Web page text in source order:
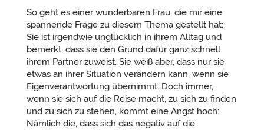
So geht es einer wunderbaren Frau, die mir eine
spannende Frage zu diesem Thema gestellt hat:
Sie ist irgendwie unglücklich in ihrem Alltag und
bemerkt, dass sie den Grund dafür ganz schnell
ihrem Partner zuweist. Sie weiß aber, dass nur sie
etwas an ihrer Situation verändern kann, wenn sie
Eigenverantwortung übernimmt. Doch immer,
wenn sie sich auf die Reise macht, zu sich zu finden
und zu sich zu stehen, kommt eine Angst hoch:
Nämlich die, dass sich das negativ auf die